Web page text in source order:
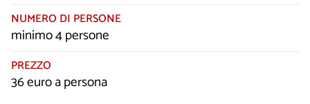
NUMERO DI PERSONE
minimo 4 persone
PREZZO
36 euro a persona